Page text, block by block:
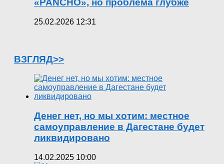
«PANCHO», но проблема глубже
25.02.2026 12:31
ВЗГЛЯД>>
Денег нет, но мы хотим: местное
самоуправление в Дагестане будет
ликвидировано
14.02.2025 10:00